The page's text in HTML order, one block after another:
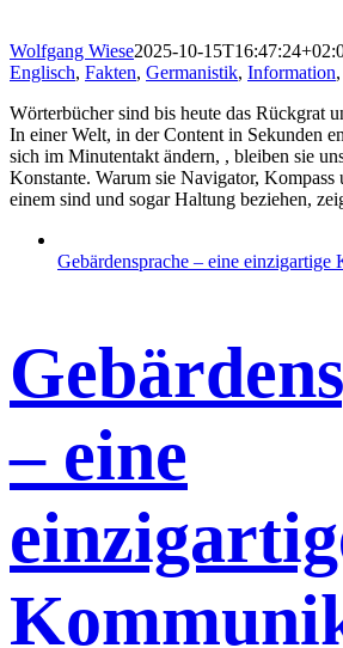
Wolfgang Wiese2025-10-
Englisch, Fakten, Germanistik, Information,
Wörterbücher sind bis heute das Rückgrat
In einer Welt, in der Content in Sekunden
sich im Minutentakt ändern, , bleiben sie
Konstante. Warum sie Navigator,
einem sind und sogar Haltung beziehen,
Gebärdensprache – eine
– eine